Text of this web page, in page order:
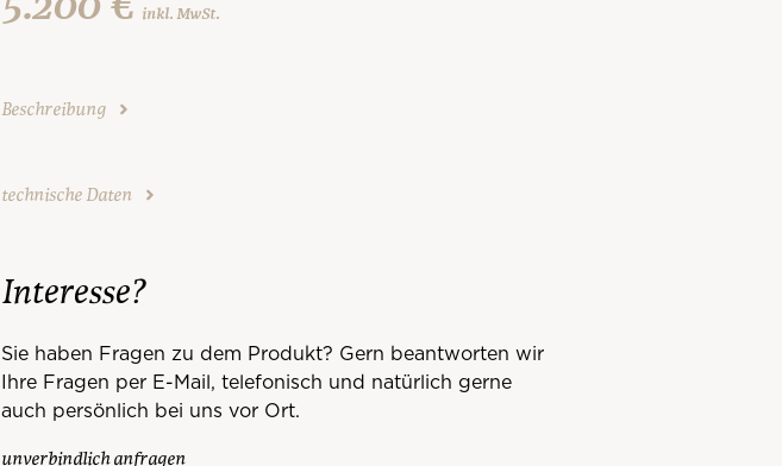
inkl. MwSt.
Beschreibung
technische Daten
Interesse?
Sie haben Fragen zu dem Produkt? Gern beantworten wir
Ihre Fragen per E-Mail, telefonisch und natürlich gerne
auch persönlich bei uns vor Ort.
unverbindlich anfragen